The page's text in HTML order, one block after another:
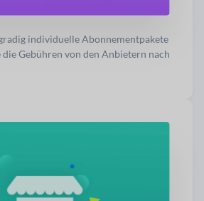
individuelle Abonnementpakete
die Gebühren von den Anbietern nach